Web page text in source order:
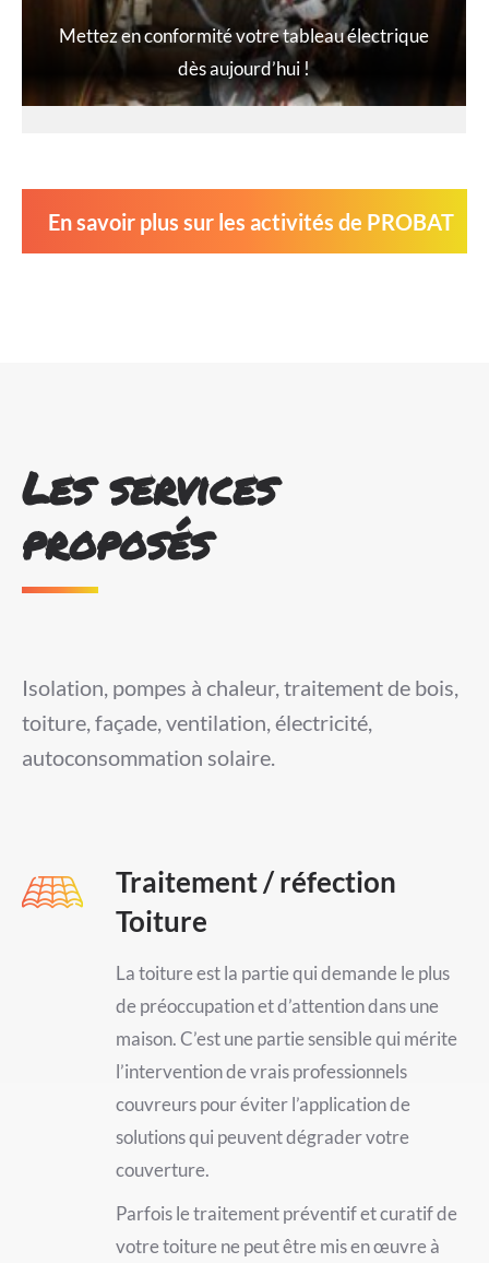
Mettez en conformité votre tableau électrique
dès aujourd’hui !
En savoir plus sur les activités de PROBAT
Les services
proposés
Isolation, pompes à chaleur, traitement de bois,
toiture, façade, ventilation, électricité,
autoconsommation solaire.
Traitement / réfection
Toiture
La toiture est la partie qui demande le plus
de préoccupation et d’attention dans une
maison. C’est une partie sensible qui mérite
l’intervention de vrais professionnels
couvreurs pour éviter l’application de
solutions qui peuvent dégrader votre
couverture.
Parfois le traitement préventif et curatif de
votre toiture ne peut être mis en œuvre à